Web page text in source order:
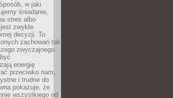
w jaki
śniadanie,
stres albo
zwykle
decyzji. To
zachowań tak
zwyczajnego
energię
przeciwko nam,
i trudne do
pokazuje, że
wszystkiego od